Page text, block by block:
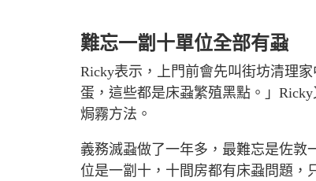
難忘一劏十單位全部有蝨
Ricky表示，上門前會先叫街坊清理
蛋，這些都是床蝨繁殖黑點。」 Ricky
焗霧方法。
義務滅蝨做了一年多，最難忘是佐敦
位是一劏十，十間房都有床蝨問題，